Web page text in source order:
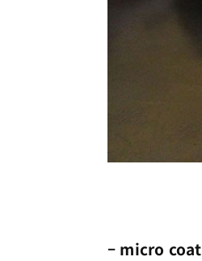
– micro coat